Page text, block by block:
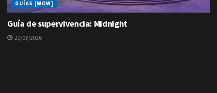
GUÍAS [WOW]
Guía de supervivencia: Midnight
20/03/2026